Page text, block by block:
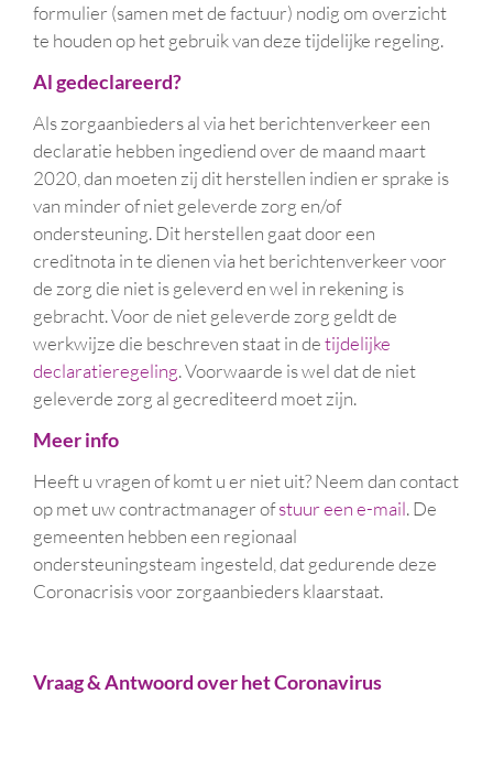
formulier (samen met de factuur) nodig om overzicht
te houden op het gebruik van deze tijdelijke regeling.
Al gedeclareerd?
Als zorgaanbieders al via het berichtenverkeer een
declaratie hebben ingediend over de maand maart
2020, dan moeten zij dit herstellen indien er sprake is
van minder of niet geleverde zorg en/of
ondersteuning. Dit herstellen gaat door een
creditnota in te dienen via het berichtenverkeer voor
de zorg die niet is geleverd en wel in rekening is
gebracht. Voor de niet geleverde zorg geldt de
werkwijze die beschreven staat in detijdelijke
declaratieregeling. Voorwaarde is wel dat de niet
geleverde zorg al gecrediteerd moet zijn.
Meer info
Heeft u vragen of komt u er niet uit? Neem dan contact
op met uw contractmanager ofstuur een e-mail. De
gemeenten hebben een regionaal
ondersteuningsteam ingesteld, dat gedurende deze
Coronacrisis voor zorgaanbieders klaarstaat.
Vraag & Antwoord over het Coronavirus